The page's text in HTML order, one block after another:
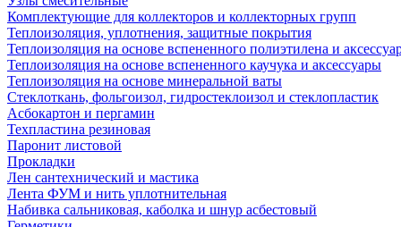
Комплектующие для коллекторов и коллекторных групп
Теплоизоляция, уплотнения, защитные покрытия
Теплоизоляция на основе вспененного полиэтилена и
Теплоизоляция на основе вспененного каучука и аксессуары
Теплоизоляция на основе минеральной ваты
Стеклоткань, фольгоизол, гидростеклоизол и стеклопластик
Асбокартон и пергамин
Техпластина резиновая
Паронит листовой
Прокладки
Лен сантехнический и мастика
Лента ФУМ и нить уплотнительная
Набивка сальниковая, каболка и шнур асбестовый